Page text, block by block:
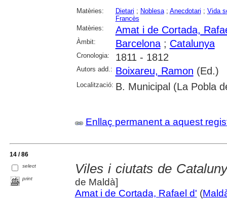
Matèries: Dietari ; Noblesa; Anecdotari ; Vida
Francès
Matèries:
Amat i de Cortada,
Àmbit: Barcelona; Catalunya
Cronologia: 1811 - 1812
Autors add.: Boixareu, Ramon (Ed.)
Localització: B. Municipal (La Pobla
Enllaç permanent a aquest
14 / 86
select
print
Viles i ciutats de
de Maldà]
Amat i de Cortada, Rafael d' (